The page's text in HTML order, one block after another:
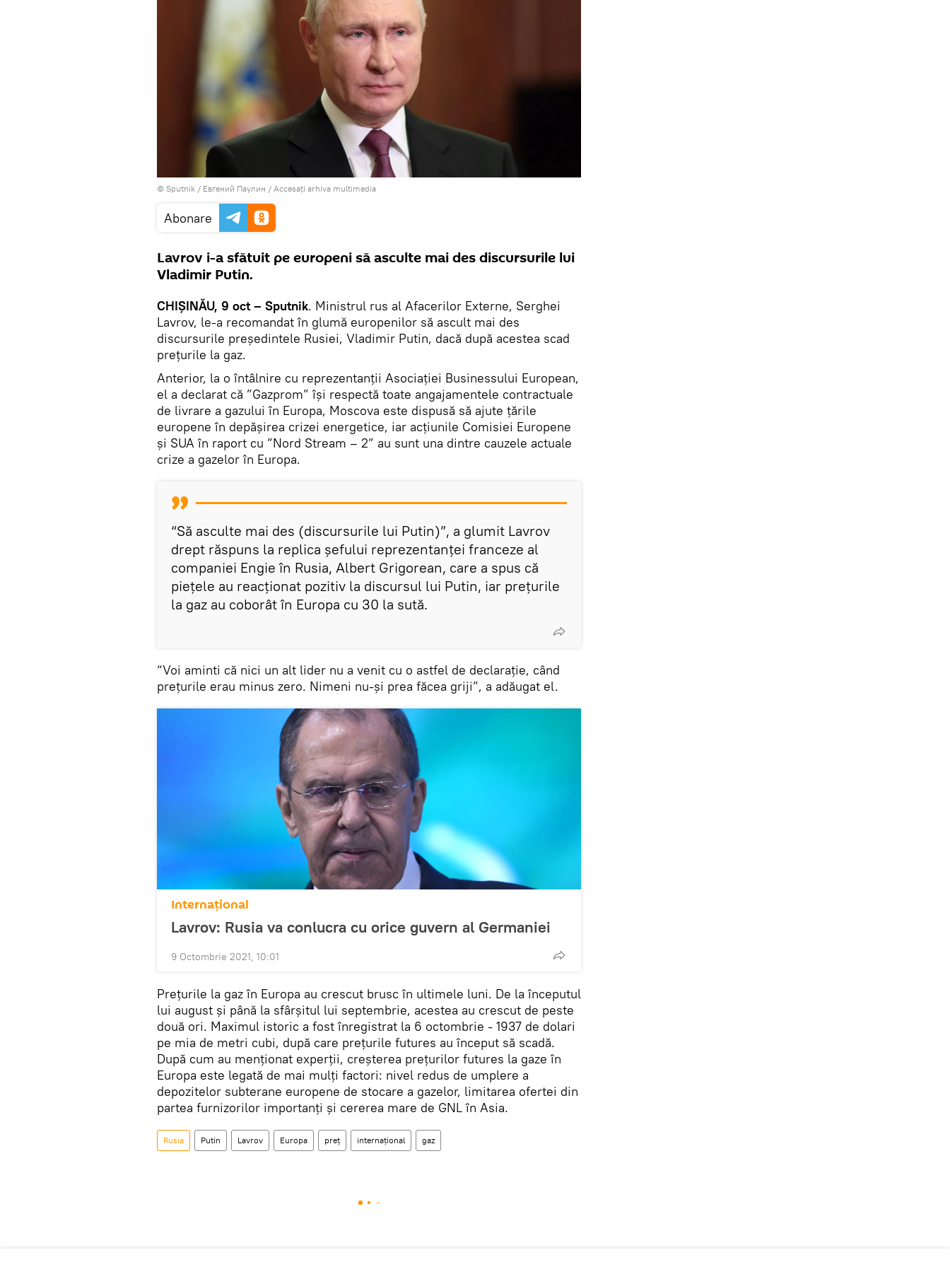
© Sputnik / Евгений Паулин / Accesați arhiva multimedia
Abonare
Lavrov i-a sfătuit pe europeni să asculte mai des discursurile lui
Vladimir Putin.
CHIȘINĂU, 9 oct – Sputnik. Ministrul rus al Afacerilor Externe, Serghei
Lavrov, le-a recomandat în glumă europenilor să ascult mai des
discursurile președintele Rusiei, Vladimir Putin, dacă după acestea scad
prețurile la gaz.
Anterior, la o întâlnire cu reprezentanții Asociației Businessului European,
el a declarat că ”Gazprom” își respectă toate angajamentele contractuale
de livrare a gazului în Europa, Moscova este dispusă să ajute țările
europene în depășirea crizei energetice, iar acțiunile Comisiei Europene
și SUA în raport cu ”Nord Stream – 2” au sunt una dintre cauzele actuale
crize a gazelor în Europa.
“Să asculte mai des (discursurile lui Putin)”, a glumit Lavrov
drept răspuns la replica șefului reprezentanței franceze al
companiei Engie în Rusia, Albert Grigorean, care a spus că
piețele au reacționat pozitiv la discursul lui Putin, iar prețurile
la gaz au coborât în Europa cu 30 la sută.
“Voi aminti că nici un alt lider nu a venit cu o astfel de declarație, când
prețurile erau minus zero. Nimeni nu-și prea făcea griji”, a adăugat el.
Internațional
Lavrov: Rusia va conlucra cu orice guvern al Germaniei
9 Octombrie 2021, 10:01
Prețurile la gaz în Europa au crescut brusc în ultimele luni. De la începutul
lui august și până la sfârșitul lui septembrie, acestea au crescut de peste
două ori. Maximul istoric a fost înregistrat la 6 octombrie - 1937 de dolari
pe mia de metri cubi, după care prețurile futures au început să scadă.
După cum au menționat experții, creșterea prețurilor futures la gaze în
Europa este legată de mai mulți factori: nivel redus de umplere a
depozitelor subterane europene de stocare a gazelor, limitarea ofertei din
partea furnizorilor importanți și cererea mare de GNL în Asia.
Rusia Putin Lavrov Europa preț internațional gaz